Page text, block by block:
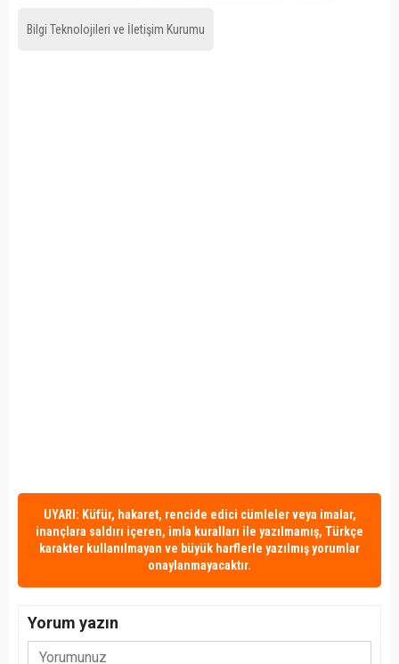
Bilgi Teknolojileri ve İletişim Kurumu
UYARI: Küfür, hakaret, rencide edici cümleler veya imalar,
inançlara saldırı içeren, imla kuralları ile yazılmamış, Türkçe
karakter kullanılmayan ve büyük harflerle yazılmış yorumlar
onaylanmayacaktır.
Yorum yazın